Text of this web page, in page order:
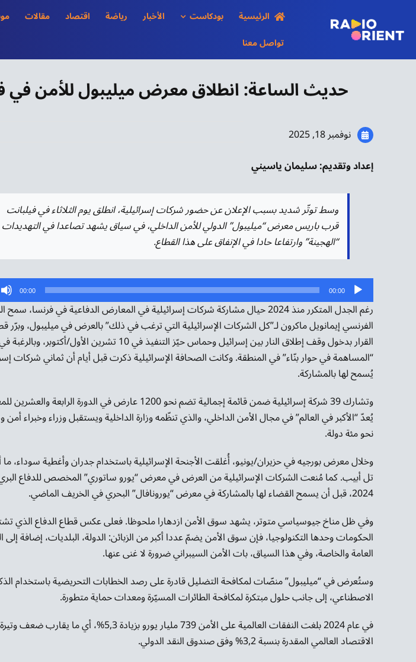
content
الرئيسية بودكاست الأخبار رياضة اقتصاد مقالات
تواصل معنا
حديث الساعة: انطلاق معرض ميليبول للأمن في
نوفمبر 18, 2025
إعداد وتقديم: سليمان ياسيني
وسط توتّر شديد بسبب الإعلان عن حضور شركات إسرائيلية، انطلق يوم الثلاثاء في فيلبانت
قرب باريس معرض “ميليبول” الدولي للأمن الداخلي، في سياق يشهد تصاعدا في التهديدات
“الهجينة” وارتفاعا حادا في الإنفاق على هذا القطاع.
مشغل
الصوت
00:00
00:00
رغم الجدل المتكرر منذ 2024 حيال مشاركة شركات إسرائيلية في المعارض الدفاعية في فرنسا،
الفرنسي إيمانويل ماكرون لـ”كل الشركات الإسرائيلية التي ترغب في ذلك” بالعرض في ميليبول، وبرّر
القرار بدخول وقف إطلاق النار بين إسرائيل وحماس حيّز التنفيذ في 10 تشرين الأول/أكتوبر،
“المساهمة في حوار بنّاء” في المنطقة. وكانت الصحافة الإسرائيلية ذكرت قبل أيام أن ثماني شركات
يُسمح لها بالمشاركة.
وتشارك 39 شركة إسرائيلية ضمن قائمة إجمالية تضم نحو 1200 عارض في الدورة
يُعدّ “الأكبر في العالم” في مجال الأمن الداخلي، والذي تنظّمه وزارة الداخلية ويستقبل وزراء وخبراء
نحو مئة دولة.
وخلال معرض بورجيه في حزيران/يونيو، أُغلقت الأجنحة الإسرائيلية باستخدام جدران وأغطية سوداء،
تل أبيب. كما مُنعت الشركات الإسرائيلية من العرض في معرض “يورو ساتوري” المخصص للدفاع
2024، قبل أن يسمح القضاء لها بالمشاركة في معرض “يورونافال” البحري في الخريف الماضي.
وفي ظل مناخ جيوسياسي متوتر، يشهد سوق الأمن ازدهارا ملحوظا. فعلى عكس قطاع الدفاع الذي
الحكومات وحدها التكنولوجيا، فإن سوق الأمن يضمّ عددا أكبر من الزبائن: الدولة، البلديات، إضافة
العامة والخاصة، وفي هذا السياق، بات الأمن السيبراني ضرورة لا غنى عنها.
وستُعرض في “ميليبول” منصّات لمكافحة التضليل قادرة على رصد الخطابات التحريضية باستخدام
الاصطناعي، إلى جانب حلول مبتكرة لمكافحة الطائرات المسيّرة ومعدات حماية متطورة.
في عام 2024 بلغت النفقات العالمية على الأمن 739 مليار يورو بزيادة 5,3%، أي ما
الاقتصاد العالمي المقدرة بنسبة 3,2% وفق صندوق النقد الدولي.